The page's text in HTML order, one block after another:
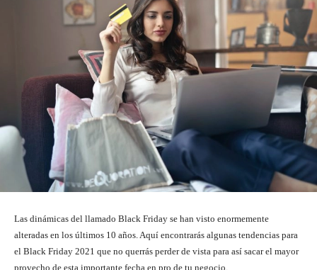
Las dinámicas del llamado Black Friday se han visto enormemente
alteradas en los últimos 10 años. Aquí encontrarás algunas tendencias para
el Black Friday 2021 que no querrás perder de vista para así sacar el mayor
provecho de esta importante fecha en pro de tu negocio.